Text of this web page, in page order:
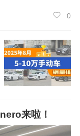
您更偏向于买
0
来啦！